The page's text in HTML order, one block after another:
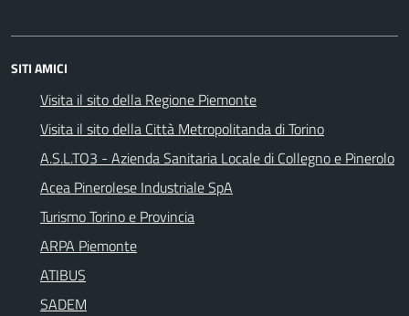
SITI AMICI
Visita il sito della Regione Piemonte
Visita il sito della Città Metropolitanda di Torino
A.S.L.TO3 - Azienda Sanitaria Locale di Collegno e Pinerolo
Acea Pinerolese Industriale SpA
Turismo Torino e Provincia
ARPA Piemonte
ATIBUS
SADEM